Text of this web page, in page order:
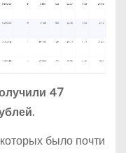
47
было почти